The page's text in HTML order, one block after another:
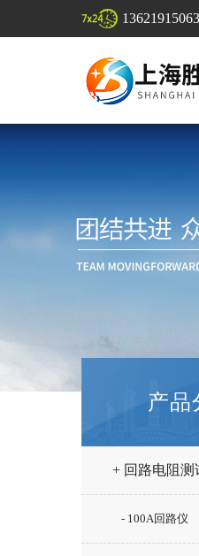
13621915063
产品
+ 回路电阻测
- 100A回路仪